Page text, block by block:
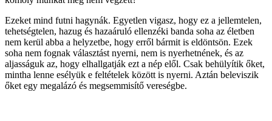
Ezeket mind futni hagynák. Egyetlen vigasz, hogy ez a jellemtelen,
tehetségtelen, hazug és hazaáruló ellenzéki banda soha az életben
nem kerül abba a helyzetbe, hogy erről bármit is eldöntsön. Ezek
soha nem fognak választást nyerni, nem is nyerhetnének, és az
aljasságuk az, hogy elhallgatják ezt a nép elől. Csak behülyítik őket,
mintha lenne esélyük e feltételek között is nyerni. Aztán beleviszik
őket egy megalázó és megsemmisítő vereségbe.